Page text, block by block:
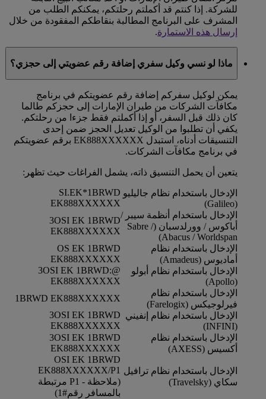
للشركة. إذا كنتم قد أكملتم رحلتكم، يمكنكم الطلب من
المشرف على البرنامج المطالبة بنقاطكم المفقودة من خلال
إرسال هذه الاستمارة.
ماذا لو نسي وكيل سفري إضافة رقم عضويتي إلى حجزي؟
يمكن لوكيل سفركم إضافة رقم عضويتكم في برنامج
مكافآت الشركات من طيران الإمارات إلى حجزكم طالما
كان ذلك قبل السفر، أو إذا أكملتم فقط جزءا من رحلتكم.
يكفي أن تطلبوا من الوكيل تعديل الحجز ضمن إحدى
التنسيقات أدناه، استبدل EK888XXXXXX برقم عضويتكم
في برنامج مكافآت الشركات.
يتعين أن يحمل التنسيق ذاته، يشمل الفراغات حيث تظهر:
الإدخال باستخدام نظام جاليليو
(Galileo)
SI.EK*1BRWD
EK888XXXXXX
الإدخال باستخدام أنظمة سيبر /
أباكوس / وورلدسبان (Sabre /
Abacus / Worldspan)
3OSI EK 1BRWD
EK888XXXXXX
الإدخال باستخدام نظام
أماديوس (Amadeus)
OS EK 1BRWD
EK888XXXXXX
الإدخال باستخدام نظام أبولو
(Apollo)
@:3OSI EK 1BRWD
EK888XXXXXX
الإدخال باستخدام نظام
فيرلوجيكس (Farelogix)
1BRWD EK888XXXXXX
الإدخال باستخدام نظام إنفيني
(INFINI)
3OSI EK 1BRWD
EK888XXXXXX
الإدخال باستخدام نظام
أكسيس (AXESS)
3OSI EK 1BRWD
EK888XXXXXX
الإدخال باستخدام نظام ترافيل
سكاي (Travelsky)
OSI EK 1BRWD
EK888XXXXXX/P1
(ملاحظة - P1 مرتبطة
بالمسافر رقم#1)